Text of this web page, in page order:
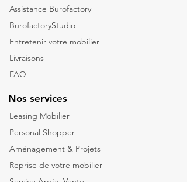
Assistance Burofactory
BurofactoryStudio
Entretenir votre mobilier
Livraisons
FAQ
Nos services
Leasing Mobilier
Personal Shopper
Aménagement & Projets
Reprise de votre mobilier